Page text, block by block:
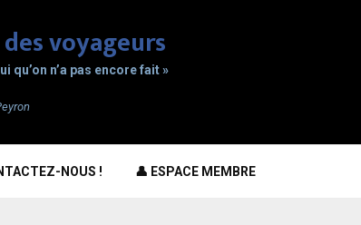
qu’on n’a pas encore fait »
NOUS ! 👤 ESPACE MEMBRE